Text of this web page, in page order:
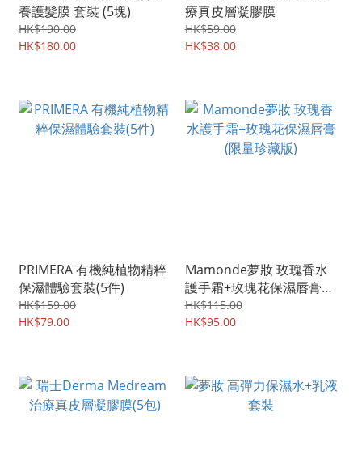
養護髮膜 套裝 (5塊)
HK$190.00
HK$180.00
療真皮層凝膠膜
HK$59.00
HK$38.00
PRIMERA 有機純植物精粹
保濕體驗套裝(5件)
HK$159.00
HK$79.00
Mamonde夢妝 玫瑰香水
護手霜+玫瑰花保濕唇膏
(限量珍藏版)
HK$115.00
HK$95.00